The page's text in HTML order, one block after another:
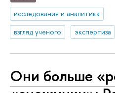
исследования и аналитика
взгляд ученого
экспертиза
Они больше